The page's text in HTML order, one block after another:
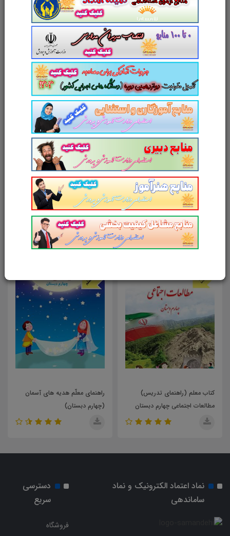
نام و نام خانوادگی
پست الکترونیک
آدرس وب‌سایت
امتیاز شما به محصول
ارسال دیدگاه انصراف
راهنمای معلّم هدیه های آسمان
(چهارم دبستان)
کتاب معلم (راهنمای تدریس)
آموزش قرآن پایه ی سوم دبستان
نماد اعتماد الکترونیک و نماد
ساماندهی
دسترسی
سریع
فروشگاه